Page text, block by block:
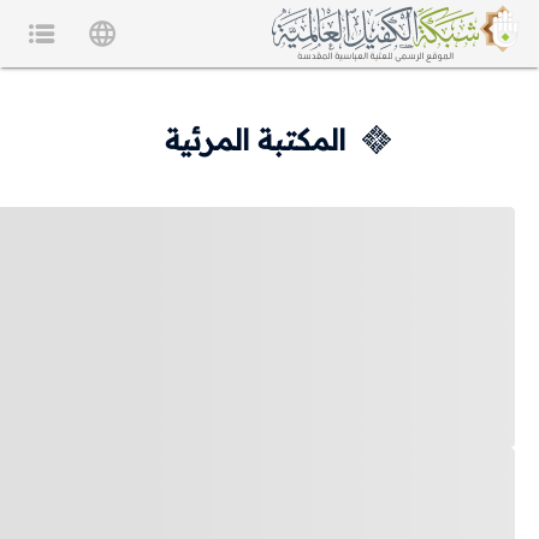
المكتبة المرئية